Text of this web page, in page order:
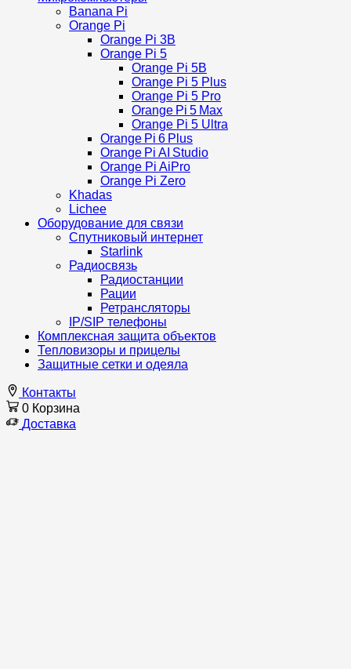
Banana Pi
Orange Pi
Orange Pi 3B
Orange Pi 5
Orange Pi 5B
Orange Pi 5 Plus
Orange Pi 5 Pro
Orange Pi 5 Max
Orange Pi 5 Ultra
Orange Pi 6 Plus
Orange Pi AI Studio
Orange Pi AiPro
Orange Pi Zero
Khadas
Lichee
Оборудование для связи
Спутниковый интернет
Starlink
Радиосвязь
Радиостанции
Рации
Ретрансляторы
IP/SIP телефоны
Комплексная защита объектов
Тепловизоры и прицелы
Защитные сетки и одеяла
Контакты
0 Корзина
Доставка